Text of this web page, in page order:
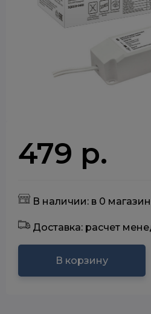
479 р.
В наличии: в 0
Доставка: расчет
В корзину